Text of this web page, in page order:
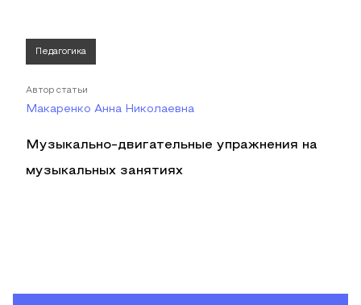
Педагогика
Автор статьи
Макаренко Анна Николаевна
Музыкально-двигательные упражнения на
музыкальных занятиях